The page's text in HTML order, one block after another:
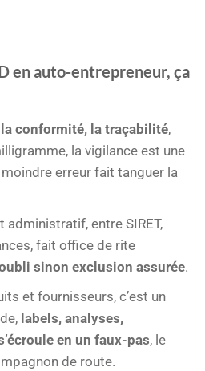
en auto-entrepreneur, ça
la conformité, la traçabilité,
la vigilance est une
erreur fait tanguer la
administratif, entre SIRET,
fait office de rite
sinon exclusion assurée.
et fournisseurs, c’est un
labels, analyses,
en un faux-pas, le
de route.